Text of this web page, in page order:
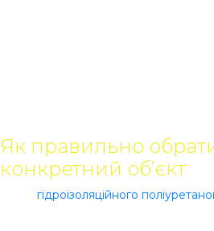
Як правильно
конкретний об’єкт
гідроізоляційного